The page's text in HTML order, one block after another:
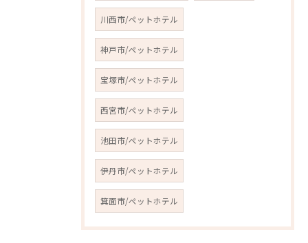
川西市/ペットホテル
神戸市/ペットホテル
宝塚市/ペットホテル
西宮市/ペットホテル
池田市/ペットホテル
伊丹市/ペットホテル
箕面市/ペットホテル